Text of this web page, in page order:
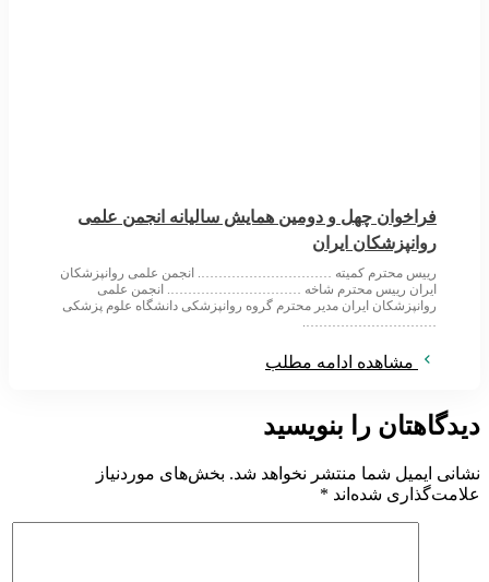
فراخوان چهل و دومین همایش سالیانه انجمن علمی
روانپزشکان ایران
رییس محترم کمیته …………………………. انجمن علمی روانپزشکان
ایران رییس محترم شاخه …………………………. انجمن علمی
روانپزشکان ایران مدیر محترم گروه روانپزشکی دانشگاه علوم پزشکی
مشاهده ادامه مطلب
دیدگاهتان را بنویسید
نشانی ایمیل شما منتشر نخواهد شد. بخش‌های موردنیاز
علامت‌گذاری شده‌اند *